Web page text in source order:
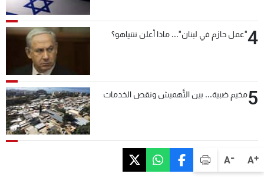
A+
A-
4"عمل حازم في لبنان"... ماذا أعلن نتنياهو؟
5مخيم ضبية... بين التَّهميش ونقص الخدمات